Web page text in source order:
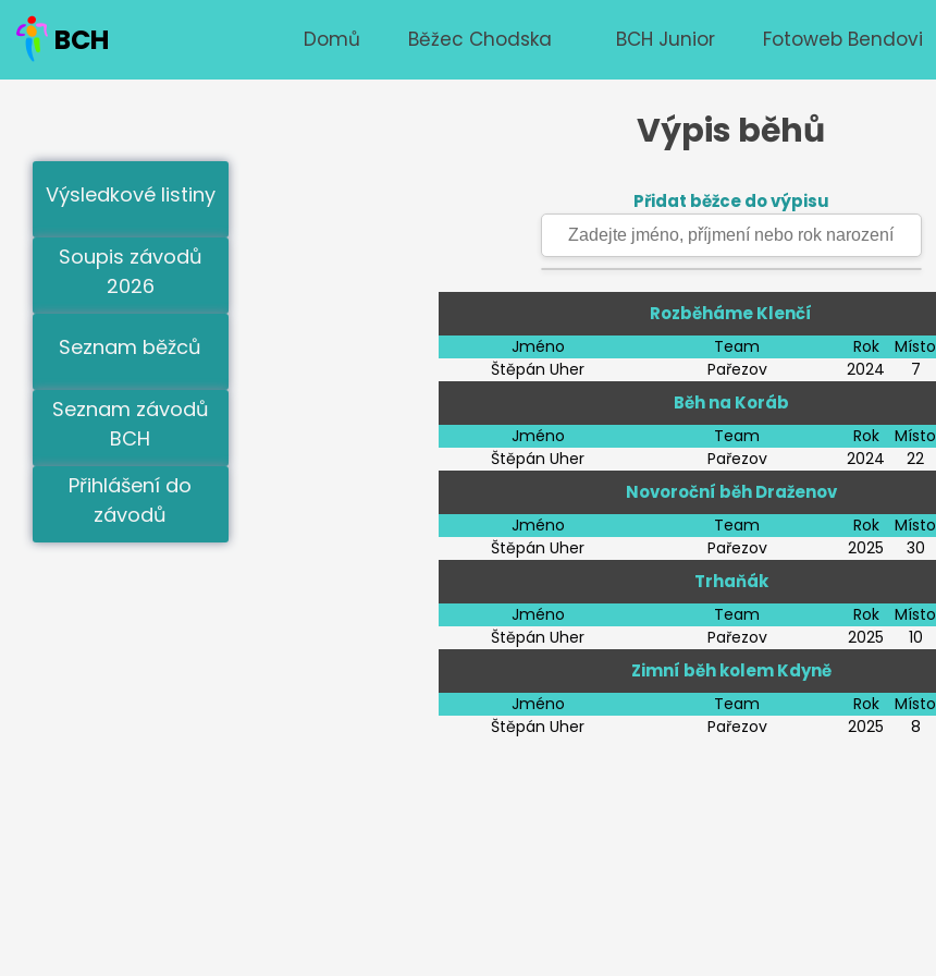
BCH Domů Běžec Chodska BCH Junior Fotoweb Bendovi
Výsledkové listiny
Soupis závodů
2026
Seznam běžců
Seznam závodů
BCH
Přihlášení do
závodů
Výpis běhů
Přidat běžce do výpisu
Rozběháme Klenčí
Jméno Team Rok Místo
Štěpán Uher
Pařezov 2024 7
Běh na Koráb
Jméno Team Rok Místo
Štěpán Uher
Pařezov 2024 22
Novoroční běh Draženov
Jméno Team Rok Místo
Štěpán Uher
Pařezov 2025 30
Trhaňák
Jméno Team Rok Místo
Štěpán Uher
Pařezov 2025 10
Zimní běh kolem Kdyně
Jméno Team Rok Místo
Štěpán Uher
Pařezov 2025 8